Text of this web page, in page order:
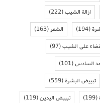
ازالة الشيب(222)
(194) الشعر(163)
على الشيب(97)
السادس(101)
تبييض البشرة(559)
(199) تبييض اليدين(119)